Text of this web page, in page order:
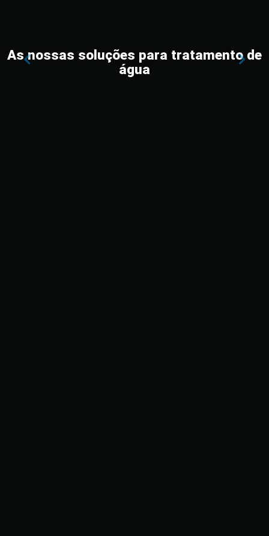
Previous Next
As nossas soluções para tratamento de
água